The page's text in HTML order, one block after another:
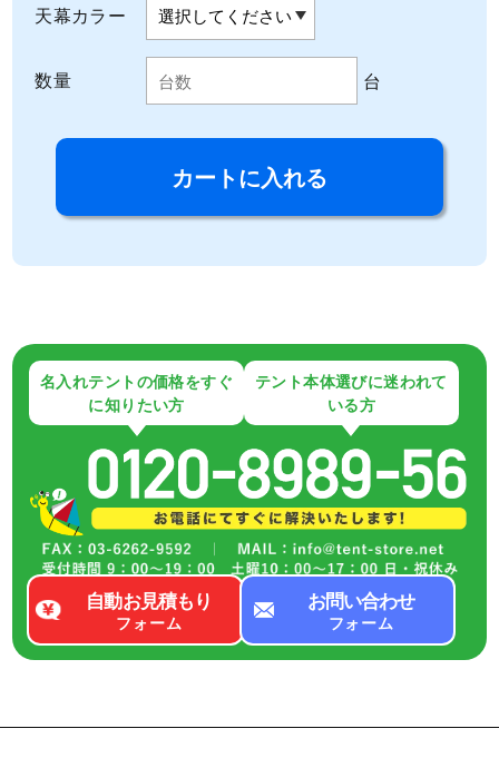
天幕カラー
数量 台
名入れテントの価格をすぐ
に知りたい方
テント本体選びに迷われて
いる方
自動お見積もり
フォーム
お問い合わせ
フォーム